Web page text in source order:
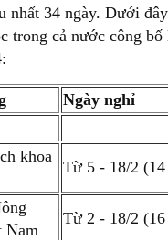
nhất 34 ngày. Dưới
trong cả nước công
Ngày nghỉ
khoa
Từ 5 - 18/2
Nam
Từ 2 - 18/2